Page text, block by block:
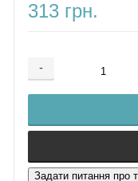
313 грн.
-